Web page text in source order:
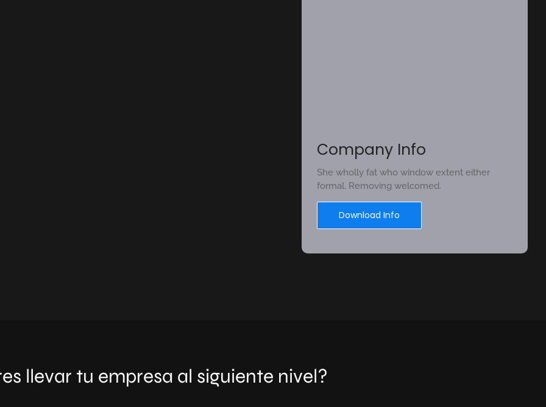
Company Info
She wholly fat who window extent either
formal. Removing welcomed.
Download Info
llevar tu empresa al siguiente nivel?